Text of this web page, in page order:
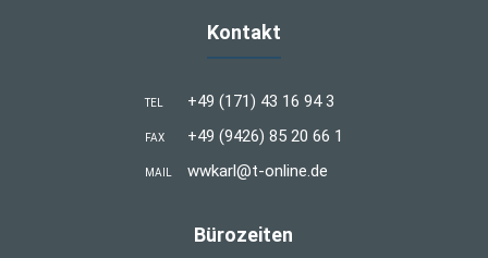
Kontakt
TEL +49 (171) 43 16 94 3
FAX +49 (9426) 85 20 66 1
MAIL wwkarl@t-online.de
Bürozeiten